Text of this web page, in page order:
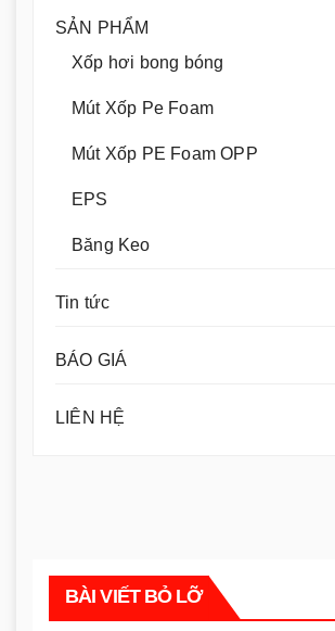
SẢN PHẨM
Xốp hơi bong bóng
Mút Xốp Pe Foam
Mút Xốp PE Foam OPP
EPS
Băng Keo
Tin tức
BÁO GIÁ
LIÊN HỆ
BÀI VIẾT BỎ LỠ